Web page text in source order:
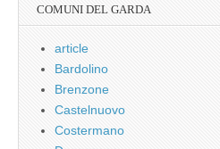
COMUNI DEL GARDA
article
Bardolino
Brenzone
Castelnuovo
Costermano